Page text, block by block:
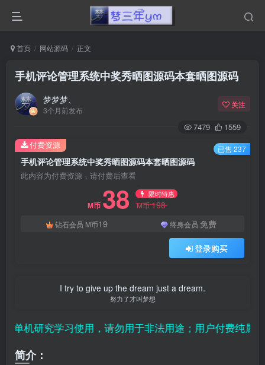
首页 网站源码 正文
手机评论管理系统中奖秀晒图源码本套晒图源码
梦梦梦、
3个月前发布
关注
7479 1559
手机评论管理系统中奖秀晒图源码本套晒图源码
此内容为付费资源，请付费后查看
M币 38 限时特惠
M币198
钻石会员 M币19 终身会员 免费
登录购买
付费资源 已售 237
I try to give up the dream just a dream.
努力了才叫梦想
机研究学习使用，请勿用于非法用途；用户付费纯属对
简介：